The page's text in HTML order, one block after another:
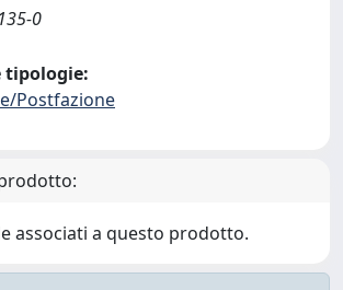
0
tipologie:
Postfazione
associati a questo prodotto.